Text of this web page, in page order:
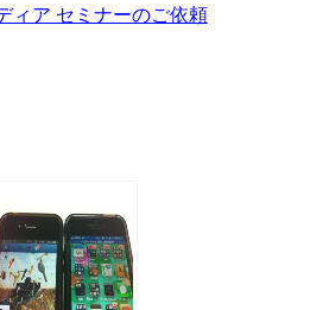
ィア セミナーのご依頼